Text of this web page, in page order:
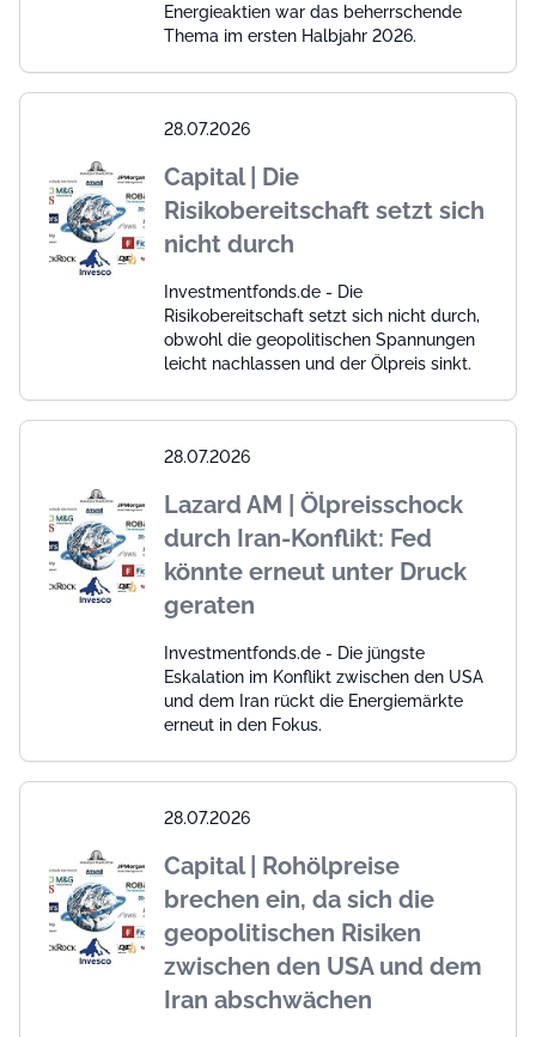
Energieaktien war das beherrschende
Thema im ersten Halbjahr 2026.
28.07.2026
Capital | Die
Risikobereitschaft setzt sich
nicht durch
Investmentfonds.de - Die
Risikobereitschaft setzt sich nicht durch,
obwohl die geopolitischen Spannungen
leicht nachlassen und der Ölpreis sinkt.
28.07.2026
Lazard AM | Ölpreisschock
durch Iran-Konflikt: Fed
könnte erneut unter Druck
geraten
Investmentfonds.de - Die jüngste
Eskalation im Konflikt zwischen den USA
und dem Iran rückt die Energiemärkte
erneut in den Fokus.
28.07.2026
Capital | Rohölpreise
brechen ein, da sich die
geopolitischen Risiken
zwischen den USA und dem
Iran abschwächen